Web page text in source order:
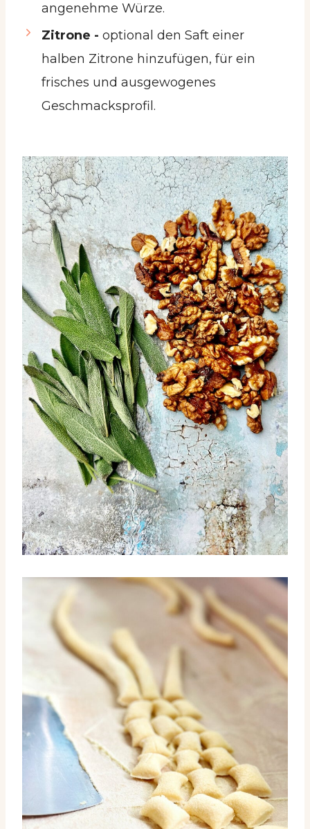
angenehme Würze.
Zitrone - optional den Saft einer
halben Zitrone hinzufügen, für ein
frisches und ausgewogenes
Geschmacksprofil.